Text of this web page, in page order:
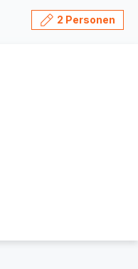
2 Personen